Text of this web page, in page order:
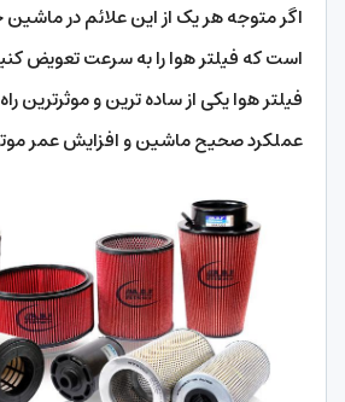
اگر متوجه هر یک از این علائم در
است که فیلتر هوا را به سرعت تعویض
فیلتر هوا یکی از ساده ترین و موثرترین
عملکرد صحیح ماشین و افزایش عمر